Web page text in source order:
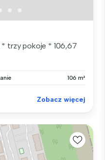
* trzy pokoje * 106,67
106 m²
Zobacz więcej